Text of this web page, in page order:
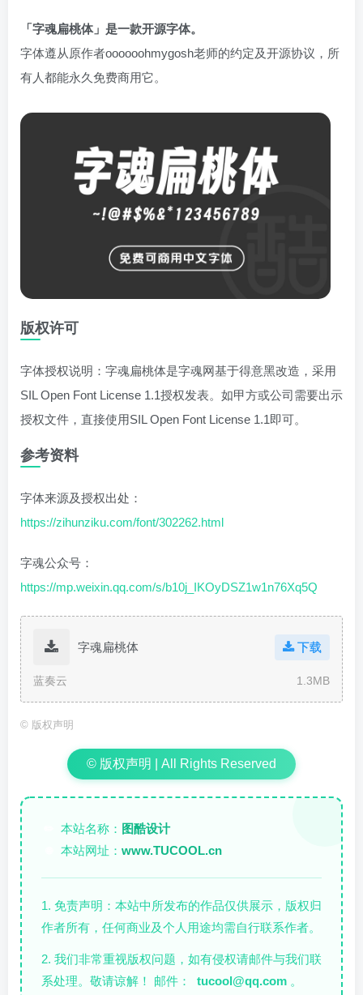
「字魂扁桃体」是一款开源字体。
字体遵从原作者oooooohmygosh老师的约定及开源协议，所
有人都能永久免费商用它。
版权许可
字体授权说明：字魂扁桃体是字魂网基于得意黑改造，采用
SIL Open Font License 1.1授权发表。如甲方或公司需要出示
授权文件，直接使用SIL Open Font License 1.1即可。
参考资料
字体来源及授权出处：
https://zihunziku.com/font/302262.html
字魂公众号：
https://mp.weixin.qq.com/s/b10j_IKOyDSZ1w1n76Xq5Q
字魂扁桃体 下载
蓝奏云 1.3MB
© 版权声明
© 版权声明 | All Rights Reserved
本站名称： 图酷设计
本站网址： www.TUCOOL.cn
1. 免责声明：本站中所发布的作品仅供展示，版权归
作者所有，任何商业及个人用途均需自行联系作者。
2. 我们非常重视版权问题，如有侵权请邮件与我们联
系处理。敬请谅解！ 邮件：
tucool@qq.com 。